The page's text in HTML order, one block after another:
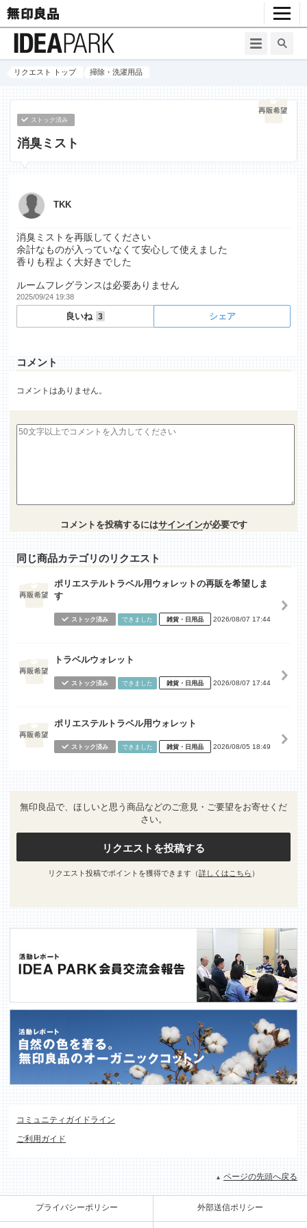
リクエスト トップ 掃除・洗濯用品
ストック済み
消臭ミスト
TKK
消臭ミストを再販してください
余計なものが入っていなくて安心して使えました
香りも程よく大好きでした
ルームフレグランスは必要ありません
2025/09/24 19:38
良いね 3 シェア
コメント
コメントはありません。
コメントを投稿するにはサインインが必要です
同じ商品カテゴリのリクエスト
ポリエステルトラベル用ウォレットの再販を希望しま
す
ストック済み できました 雑貨・日用品 2026/08/07 17:44
トラベルウォレット
ストック済み できました 雑貨・日用品 2026/08/07 17:44
ポリエステルトラベル用ウォレット
ストック済み できました 雑貨・日用品 2026/08/05 18:49
無印良品で、ほしいと思う商品などのご意見・ご要望をお寄せくだ
さい。
リクエストを投稿する
リクエスト投稿でポイントを獲得できます（詳しくはこちら ）
コミュニティガイドライン
ご利用ガイド
ページの先頭へ戻る
プライバシーポリシー 外部送信ポリシー